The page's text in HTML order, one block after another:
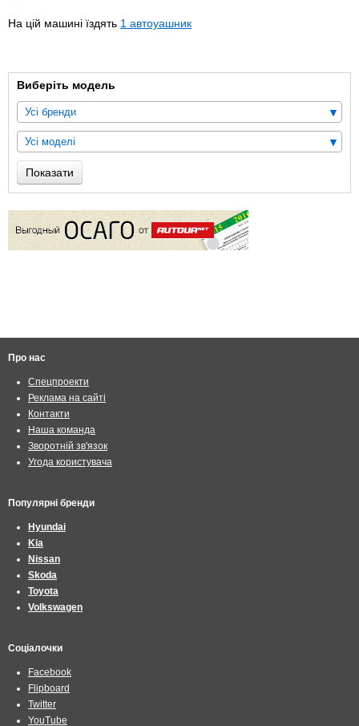
На цій машині їздять 1 автоуашник
Виберіть модель
Усі бренди
Усі моделі
Показати
Про нас
Спецпроекти
Реклама на сайті
Контакти
Наша команда
Зворотній зв'язок
Угода користувача
Популярні бренди
Hyundai
Kia
Nissan
Skoda
Toyota
Volkswagen
Соціалочки
Facebook
Flipboard
Twitter
YouTube